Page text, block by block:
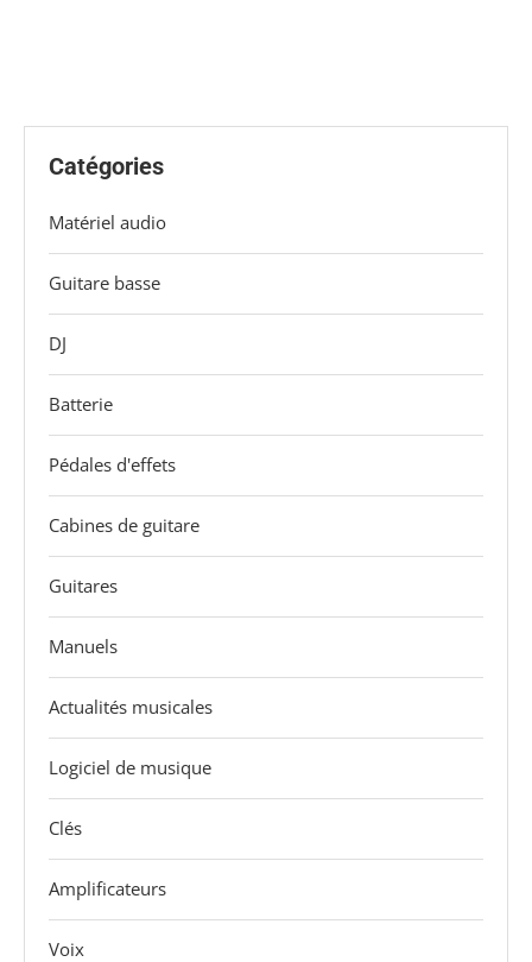
Catégories
Matériel audio
Guitare basse
DJ
Batterie
Pédales d'effets
Cabines de guitare
Guitares
Manuels
Actualités musicales
Logiciel de musique
Clés
Amplificateurs
Voix